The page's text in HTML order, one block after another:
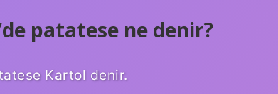
patatese ne denir?
Kartol denir.